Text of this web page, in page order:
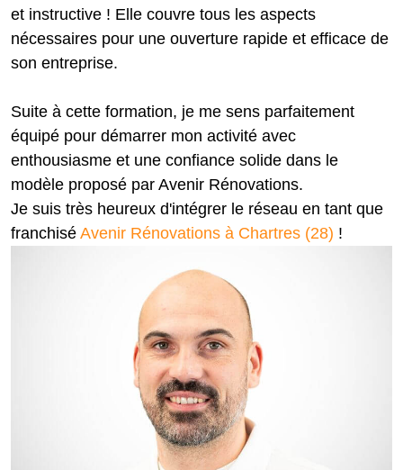
et instructive ! Elle couvre tous les aspects
nécessaires pour une ouverture rapide et efficace de
son entreprise.
Suite à cette formation, je me sens parfaitement
équipé pour démarrer mon activité avec
enthousiasme et une confiance solide dans le
modèle proposé par Avenir Rénovations.
Je suis très heureux d'intégrer le réseau en tant que
franchisé Avenir Rénovations à Chartres (28) !